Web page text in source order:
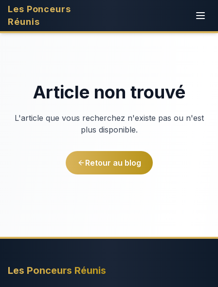
Les Ponceurs
Réunis
Article non trouvé
L'article que vous recherchez n'existe pas ou n'est
plus disponible.
Retour au blog
Les Ponceurs Réunis